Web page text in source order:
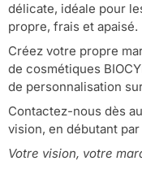
délicate, idéale pour
propre, frais et apaisé.
Créez votre propre
de cosmétiques
de personnalisation
Contactez-nous dès
vision, en débutant
Votre vision, votre